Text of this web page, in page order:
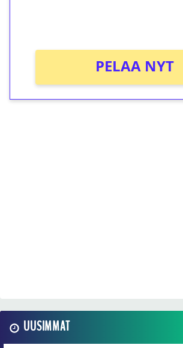
PELAA NYT
UUSIMMAT